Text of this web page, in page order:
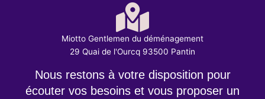
Miotto Gentlemen du déménagement
29 Quai de l'Ourcq 93500 Pantin
Nous restons à votre disposition pour
écouter vos besoins et vous proposer un